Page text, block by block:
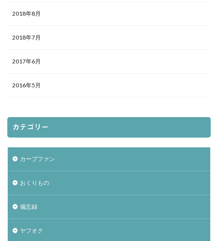
2018年8月
2018年7月
2017年6月
2016年5月
カテゴリー
カープファン
おくりもの
備忘録
ヤフオク